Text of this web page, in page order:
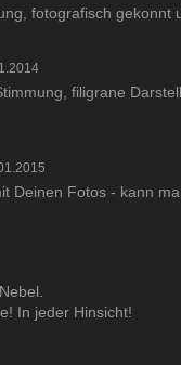
fotografisch gekonnt
filigrane
Deinen Fotos - kann
In jeder Hinsicht!